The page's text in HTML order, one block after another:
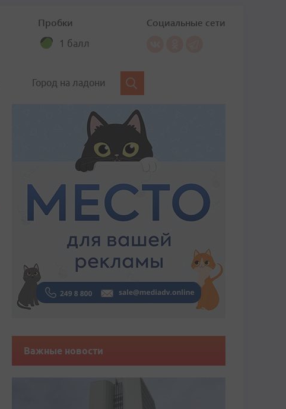
Пробки
1 балл
Социальные сети
Город на ладони
Важные новости